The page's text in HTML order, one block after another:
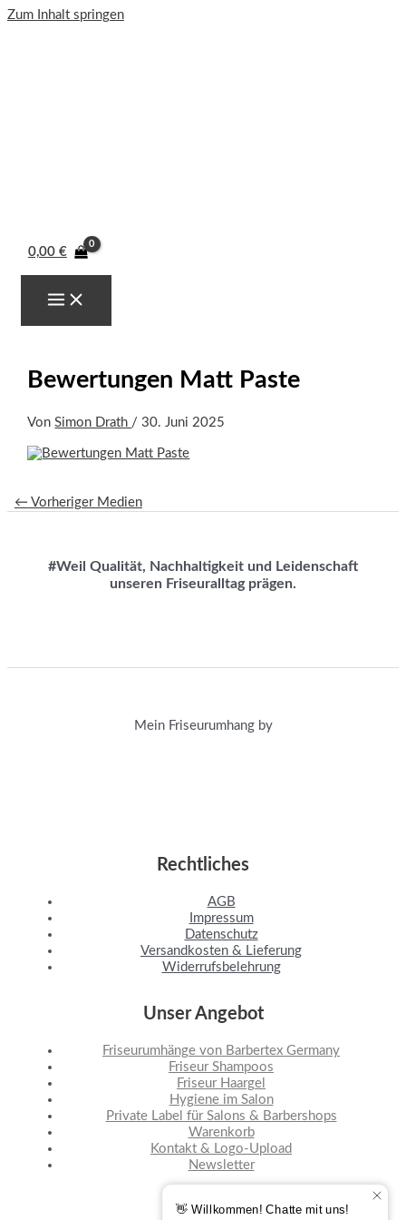
Zum Inhalt springen
0,00 €
Bewertungen Matt Paste
VonSimon Drath /30. Juni 2025
← Vorheriger Medien
#Weil Qualität, Nachhaltigkeit und Leidenschaft
unseren Friseuralltag prägen.
Mein Friseurumhang by
Rechtliches
AGB
Impressum
Datenschutz
Versandkosten & Lieferung
Widerrufsbelehrung
Unser Angebot
Friseurumhänge von Barbertex Germany
Friseur Shampoos
Friseur Haargel
Hygiene im Salon
Private Label für Salons & Barbershops
Warenkorb
Kontakt & Logo-Upload
Newsletter